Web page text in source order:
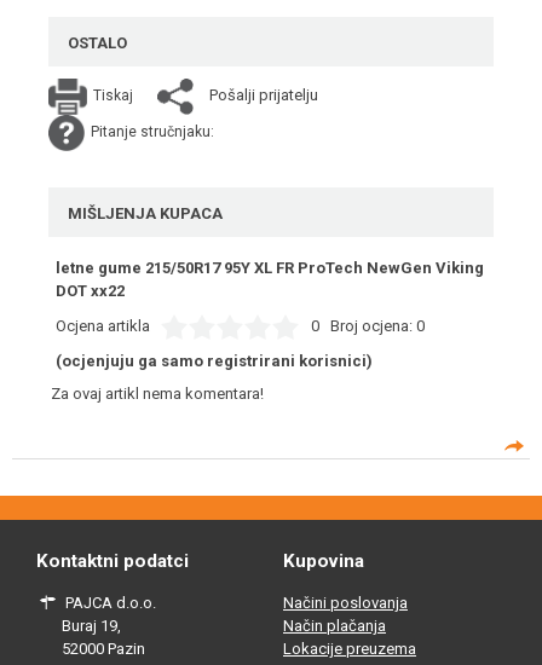
OSTALO
Tiskaj Pošalji prijatelju
Pitanje stručnjaku:
MIŠLJENJA KUPACA
letne gume 215/50R17 95Y XL FR ProTech NewGen Viking
DOT xx22
Ocjena artikla
0 Broj ocjena: 0
(ocjenjuju ga samo registrirani korisnici)
Za ovaj artikl nema komentara!
Kontaktni podatci
PAJCA d.o.o.
Buraj 19,
52000 Pazin
Kupovina
Načini poslovanja
Način plačanja
Lokacije preuzema